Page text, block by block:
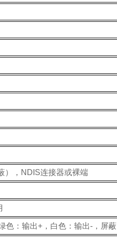
），NDIS连接器或裸端
色：输出+，白色：输出-，屏蔽